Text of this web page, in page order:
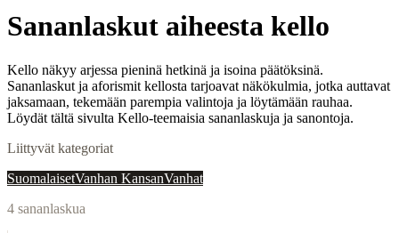
Sananlaskut aiheesta kello
Kello näkyy arjessa pieninä hetkinä ja isoina päätöksinä.
Sananlaskut ja aforismit kellosta tarjoavat näkökulmia, jotka auttavat
jaksamaan, tekemään parempia valintoja ja löytämään rauhaa.
Löydät tältä sivulta Kello-teemaisia sananlaskuja ja sanontoja.
Liittyvät kategoriat
SuomalaisetVanhan KansanVanhat
4 sananlaskua